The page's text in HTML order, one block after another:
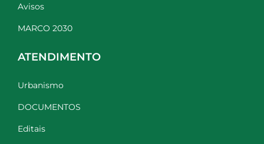
Avisos
MARCO 2030
ATENDIMENTO
Urbanismo
DOCUMENTOS
Editais